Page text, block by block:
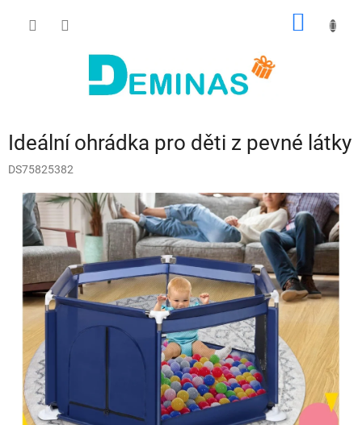
Ideální ohrádka pro děti z pevné látky
DS75825382